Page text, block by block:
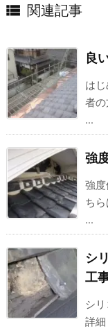
 関連記事
良
は
者
...
強
強
ち
...
シ
工
シ
詳